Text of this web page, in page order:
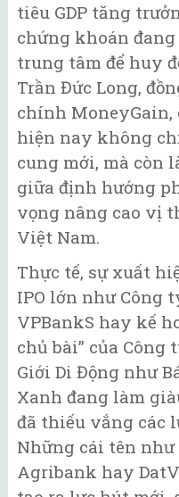
tiêu GDP tăng
chứng khoán
trung tâm để huy
Trần Đức Long,
chính MoneyGain,
hiện nay không
cung mới, mà còn
giữa định hướng
vọng nâng cao vị
Việt Nam.
Thực tế, sự xuất
IPO lớn như Công
VPBankS hay kế
chủ bài” của Công
Giới Di Động như
Xanh đang làm
đã thiếu vắng các
Những cái tên như
Agribank hay